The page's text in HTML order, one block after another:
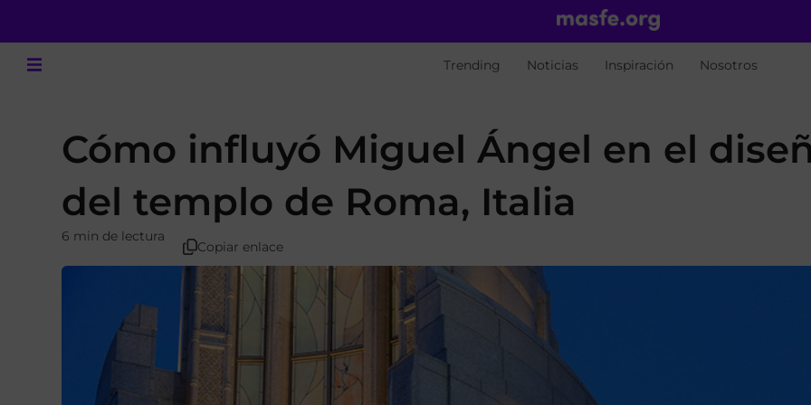
Trending Noticias Inspiración Nosotros
Cómo influyó Miguel Ángel en el
del templo de Roma, Italia
6 min de lectura
Copiar enlace